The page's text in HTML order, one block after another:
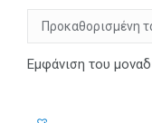
Εμφάνιση του